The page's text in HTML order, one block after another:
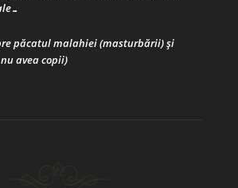
păcatul malahiei (masturbării) şi
avea copii)